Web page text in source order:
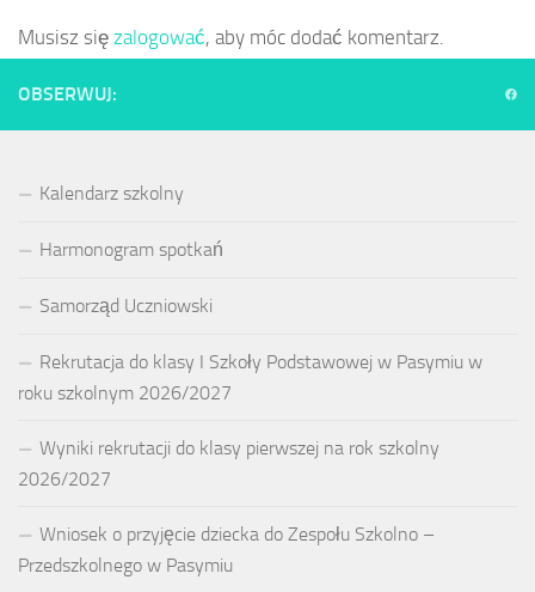
Musisz się zalogować, aby móc dodać komentarz.
OBSERWUJ:
Kalendarz szkolny
Harmonogram spotkań
Samorząd Uczniowski
Rekrutacja do klasy I Szkoły Podstawowej w Pasymiu w
roku szkolnym 2026/2027
Wyniki rekrutacji do klasy pierwszej na rok szkolny
2026/2027
Wniosek o przyjęcie dziecka do Zespołu Szkolno –
Przedszkolnego w Pasymiu